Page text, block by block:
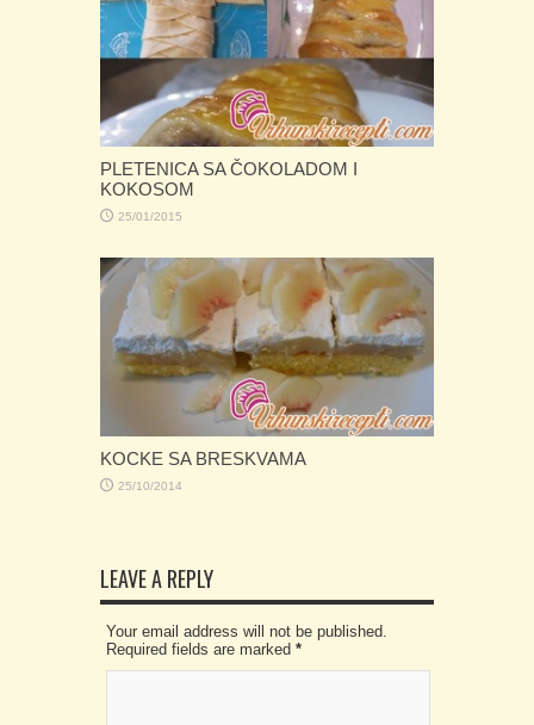
PLETENICA SA ČOKOLADOM I
KOKOSOM
25/01/2015
KOCKE SA BRESKVAMA
25/10/2014
LEAVE A REPLY
Your email address will not be published.
Required fields are marked *